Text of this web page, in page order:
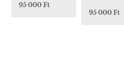
95 000 Ft
95 000 Ft